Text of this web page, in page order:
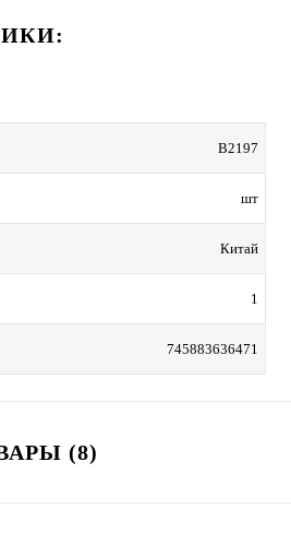
B2197
шт
Китай
1
745883636471
(8)